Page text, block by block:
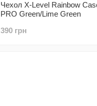
Чехол X-Level Rainbow
PRO Green/Lime Green
390 грн